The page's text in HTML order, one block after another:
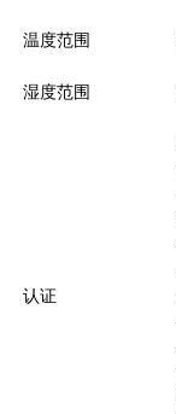
温度范围
湿度范围
认证